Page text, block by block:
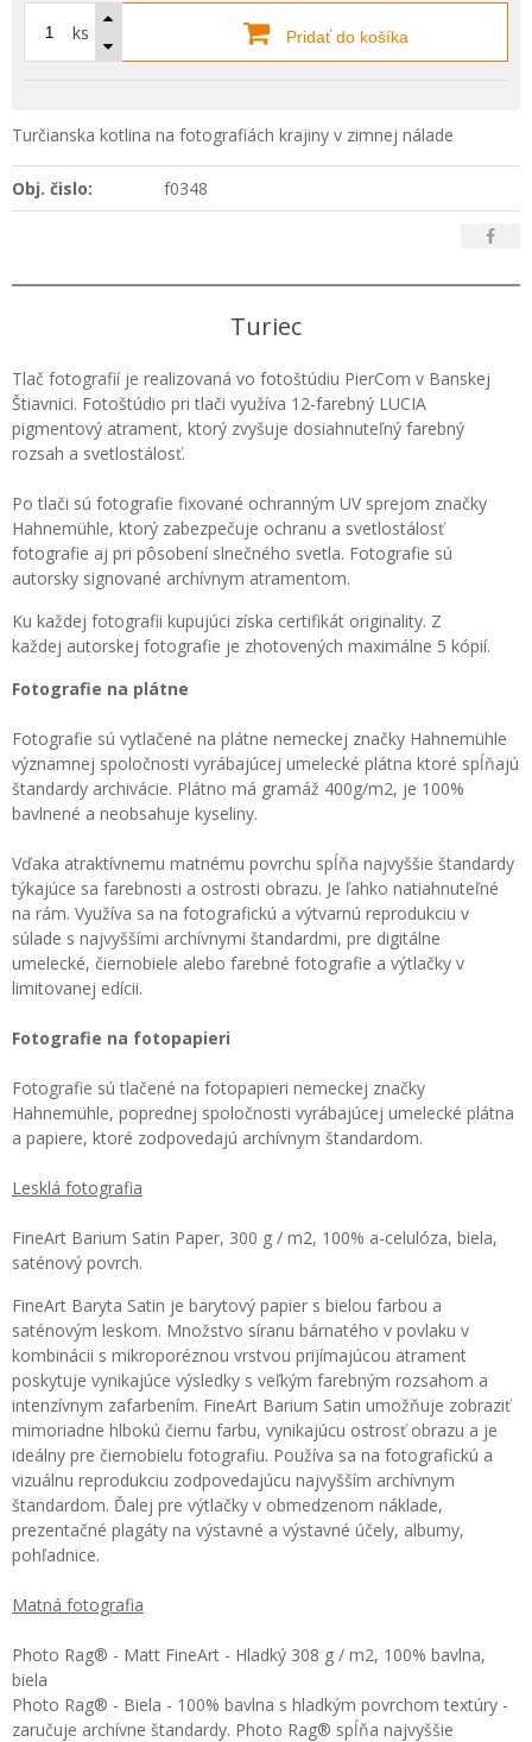
ks Pridať do košíka
Turčianska kotlina na fotografiách krajiny v zimnej nálade
Obj. čislo: f0348
Turiec
Tlač fotografií je realizovaná vo fotoštúdiu PierCom v Banskej
Štiavnici. Fotoštúdio pri tlači využíva 12-farebný LUCIA
pigmentový atrament, ktorý zvyšuje dosiahnuteľný farebný
rozsah a svetlostálosť.
Po tlači sú fotografie fixované ochranným UV sprejom značky
Hahnemühle, ktorý zabezpečuje ochranu a svetlostálosť
fotografie aj pri pôsobení slnečného svetla. Fotografie sú
autorsky signované archívnym atramentom.
Ku každej fotografii kupujúci získa certifikát originality. Z
každej autorskej fotografie je zhotovených maximálne 5 kópií.
Fotografie na plátne
Fotografie sú vytlačené na plátne nemeckej značky Hahnemühle
významnej spoločnosti vyrábajúcej umelecké plátna ktoré spĺňajú
štandardy archivácie. Plátno má gramáž 400g/m2, je 100%
bavlnené a neobsahuje kyseliny.
Vďaka atraktívnemu matnému povrchu spĺňa najvyššie štandardy
týkajúce sa farebnosti a ostrosti obrazu. Je ľahko natiahnuteľné
na rám. Využíva sa na fotografickú a výtvarnú reprodukciu v
súlade s najvyššími archívnymi štandardmi, pre digitálne
umelecké, čiernobiele alebo farebné fotografie a výtlačky v
limitovanej edícii.
Fotografie na fotopapieri
Fotografie sú tlačené na fotopapieri nemeckej značky
Hahnemühle, poprednej spoločnosti vyrábajúcej umelecké plátna
a papiere, ktoré zodpovedajú archívnym štandardom.
Lesklá fotografia
FineArt Barium Satin Paper, 300 g / m2, 100% a-celulóza, biela,
saténový povrch.
FineArt Baryta Satin je barytový papier s bielou farbou a
saténovým leskom. Množstvo síranu bárnatého v povlaku v
kombinácii s mikroporéznou vrstvou prijímajúcou atrament
poskytuje vynikajúce výsledky s veľkým farebným rozsahom a
intenzívnym zafarbením. FineArt Barium Satin umožňuje zobraziť
mimoriadne hlbokú čiernu farbu, vynikajúcu ostrosť obrazu a je
ideálny pre čiernobielu fotografiu. Používa sa na fotografickú a
vizuálnu reprodukciu zodpovedajúcu najvyšším archívnym
štandardom. Ďalej pre výtlačky v obmedzenom náklade,
prezentačné plagáty na výstavné a výstavné účely, albumy,
pohľadnice.
Matná fotografia
Photo Rag® - Matt FineArt - Hladký 308 g / m2, 100% bavlna,
biela
Photo Rag® - Biela - 100% bavlna s hladkým povrchom textúry -
zaručuje archívne štandardy. Photo Rag® spĺňa najvyššie